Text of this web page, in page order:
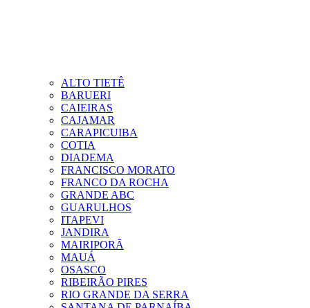
ALTO TIETÊ
BARUERI
CAIEIRAS
CAJAMAR
CARAPICUIBA
COTIA
DIADEMA
FRANCISCO MORATO
FRANCO DA ROCHA
GRANDE ABC
GUARULHOS
ITAPEVI
JANDIRA
MAIRIPORÃ
MAUÁ
OSASCO
RIBEIRÃO PIRES
RIO GRANDE DA SERRA